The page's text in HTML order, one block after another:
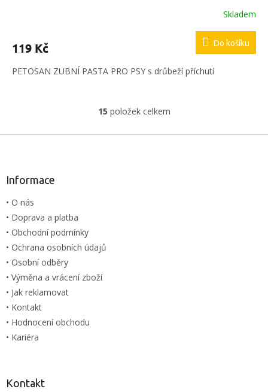
Skladem
119 Kč Do košíku
PETOSAN ZUBNÍ PASTA PRO PSY s drůbeží příchutí
O
l
15 položek celkem
Informace
• O nás
• Doprava a platba
• Obchodní podmínky
• Ochrana osobních údajů
• Osobní odběry
• Výměna a vrácení zboží
• Jak reklamovat
• Kontakt
• Hodnocení obchodu
• Kariéra
Kontakt